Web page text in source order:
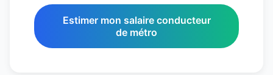
Estimer mon salaire conducteur
de métro